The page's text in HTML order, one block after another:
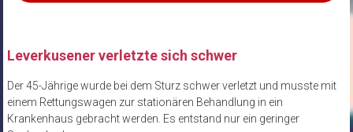
Leverkusener verletzte sich schwer
Der 45-Jährige wurde bei dem Sturz schwer verletzt und musste mit
einem Rettungswagen zur stationären Behandlung in ein
Krankenhaus gebracht werden. Es entstand nur ein geringer